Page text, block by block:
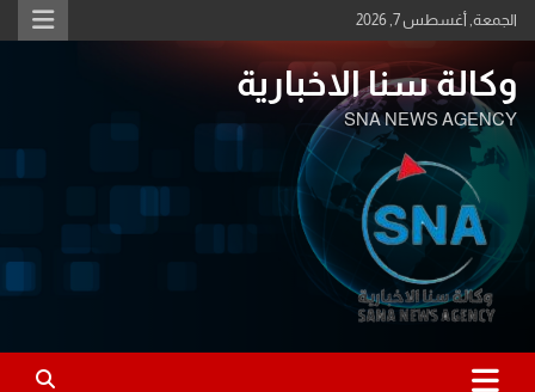
Skip
to
الجمعة, أغسطس 7, 2026
وكالة سنا الاخبارية
SNA NEWS AGENCY